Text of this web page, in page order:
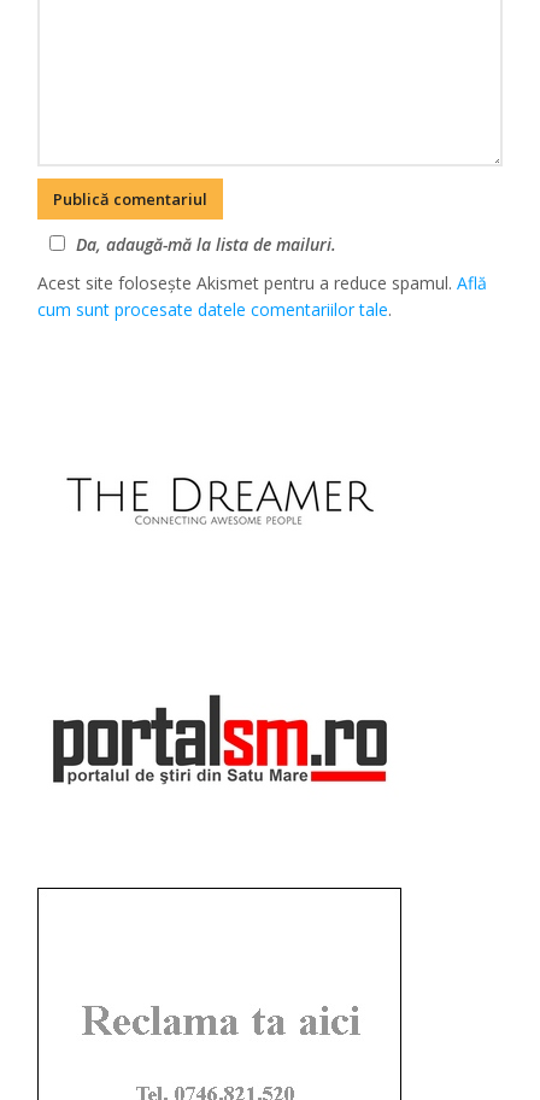
Da, adaugă-mă la lista de mailuri.
Acest site folosește Akismet pentru a reduce spamul.Află
cum sunt procesate datele comentariilor tale.